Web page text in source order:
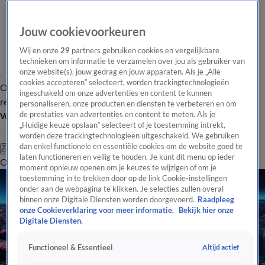
Overzicht Laatste nieuws Regionieuws Het beste van Hart
Tip de
redactie
Volg Hart van Nederland
Zoeken
OverzichtRegioUitzendingenWeerTip de redactiePanelVideo's
Jouw cookievoorkeuren
Wij en onze29 partners gebruiken cookies en vergelijkbare
technieken om informatie te verzamelen over jou als gebruiker van
onze website(s), jouw gedrag en jouw apparaten. Als je „Alle
cookies accepteren” selecteert, worden trackingtechnologieën
ingeschakeld om onze advertenties en content te kunnen
personaliseren, onze producten en diensten te verbeteren en om
de prestaties van advertenties en content te meten. Als je
„Huidige keuze opslaan” selecteert of je toestemming intrekt,
worden deze trackingtechnologieën uitgeschakeld. We gebruiken
dan enkel functionele en essentiële cookies om de website goed te
laten functioneren en veilig te houden. Je kunt dit menu op ieder
moment opnieuw openen om je keuzes te wijzigen of om je
toestemming in te trekken door op de link Cookie-instellingen
onder aan de webpagina te klikken. Je selecties zullen overal
binnen onze Digitale Diensten worden doorgevoerd. Raadpleeg
onze Cookieverklaring voor meer informatie.
Bekijk hier onze
Digitale Diensten.
Functioneel & Essentieel Altijd actief